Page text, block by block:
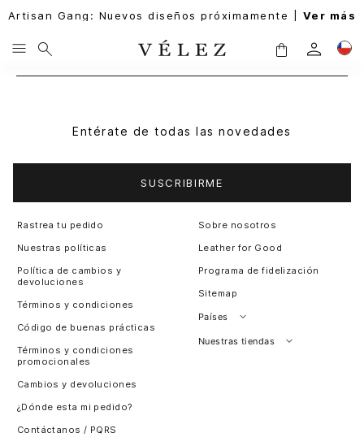
Artisan Gang: Nuevos diseños próximamente | Ver más
Entérate de todas las novedades
SUSCRIBIRME
Rastrea tu pedido
Nuestras políticas
Política de cambios y
devoluciones
Términos y condiciones
Código de buenas prácticas
Términos y condiciones
promocionales
Cambios y devoluciones
¿Dónde esta mi pedido?
Contáctanos / PQRS
Sobre nosotros
Leather for Good
Programa de fidelización
Sitemap
Países
Perú
Nuestras tiendas